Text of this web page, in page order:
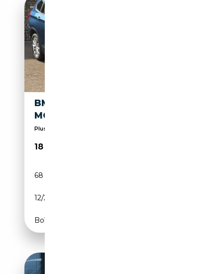
BMW X1 X1 1.5I SDRIVE18 // 12
MOIS DE GARANTIE ✅✅✅
Plus de 50 voitures de stock, révisées et garantie...
18 900€
68 668 km
12/2021
Boîte manuelle